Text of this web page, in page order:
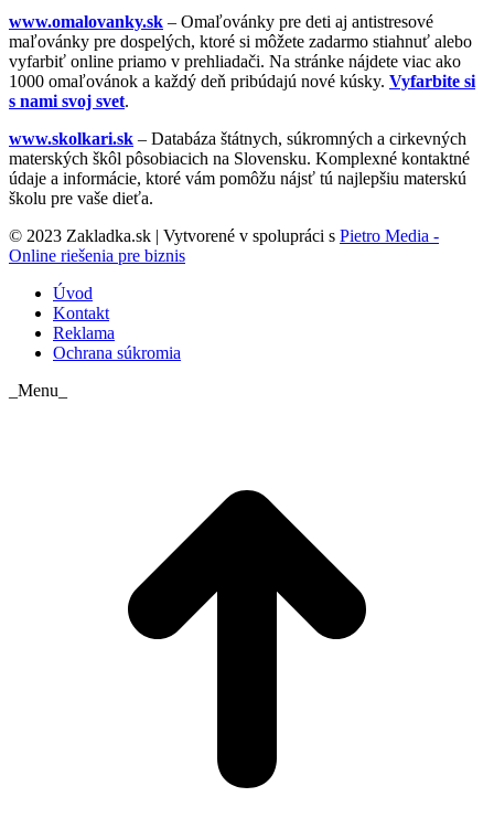
www.omalovanky.sk – Omaľovánky pre deti aj antistresové
maľovánky pre dospelých, ktoré si môžete zadarmo stiahnuť alebo
vyfarbiť online priamo v prehliadači. Na stránke nájdete viac ako
1000 omaľovánok a každý deň pribúdajú nové kúsky. Vyfarbite si
s nami svoj svet.
www.skolkari.sk – Databáza štátnych, súkromných a cirkevných
materských škôl pôsobiacich na Slovensku. Komplexné kontaktné
údaje a informácie, ktoré vám pomôžu nájsť tú najlepšiu materskú
školu pre vaše dieťa.
© 2023 Zakladka.sk | Vytvorené v spolupráci s Pietro Media -
Online riešenia pre biznis
Úvod
Kontakt
Reklama
Ochrana súkromia
_Menu_